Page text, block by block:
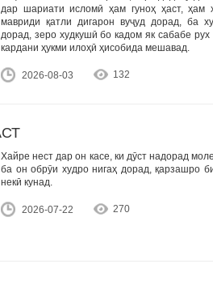
дар шариати исломӣ ҳам гуноҳ ҳаст, ҳам
мавриди қатли дигарон вуҷуд дорад, ба
дорад, зеро худкушӣ бо кадом як сабабе
кардани ҳукми илоҳӣ ҳисобида мешавад.
2026-08-03 132
Хайре нест дар он касе, ки дӯст надорад
ба он обрӯи худро нигаҳ дорад, қарзашро
некӣ кунад.
2026-07-22 270